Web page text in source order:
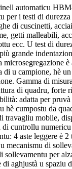
automaticu
per i testi di
di cuscinetti,
getti malleabili,
ecc. U test di
grande
microsegregazione
di u campione, hè
Gamma di
di quadru, forte
adatta per
hè cumpostu da
travagliu mobile,
cuntrollu numericu
4 aste leggere è 2
mecanismu di
sollevamentu per
aghjustà u spaziu